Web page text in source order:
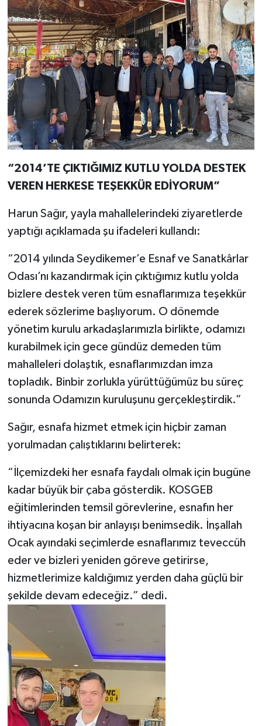
“2014’TE ÇIKTIĞIMIZ KUTLU YOLDA DESTEK
VEREN HERKESE TEŞEKKÜR EDİYORUM”
Harun Sağır, yayla mahallelerindeki ziyaretlerde
yaptığı açıklamada şu ifadeleri kullandı:
“2014 yılında Seydikemer’e Esnaf ve Sanatkârlar
Odası’nı kazandırmak için çıktığımız kutlu yolda
bizlere destek veren tüm esnaflarımıza teşekkür
ederek sözlerime başlıyorum. O dönemde
yönetim kurulu arkadaşlarımızla birlikte, odamızı
kurabilmek için gece gündüz demeden tüm
mahalleleri dolaştık, esnaflarımızdan imza
topladık. Binbir zorlukla yürüttüğümüz bu süreç
sonunda Odamızın kuruluşunu gerçekleştirdik.”
Sağır, esnafa hizmet etmek için hiçbir zaman
yorulmadan çalıştıklarını belirterek:
“İlçemizdeki her esnafa faydalı olmak için bugüne
kadar büyük bir çaba gösterdik. KOSGEB
eğitimlerinden temsil görevlerine, esnafın her
ihtiyacına koşan bir anlayışı benimsedik. İnşallah
Ocak ayındaki seçimlerde esnaflarımız teveccüh
eder ve bizleri yeniden göreve getirirse,
hizmetlerimize kaldığımız yerden daha güçlü bir
şekilde devam edeceğiz.” dedi.